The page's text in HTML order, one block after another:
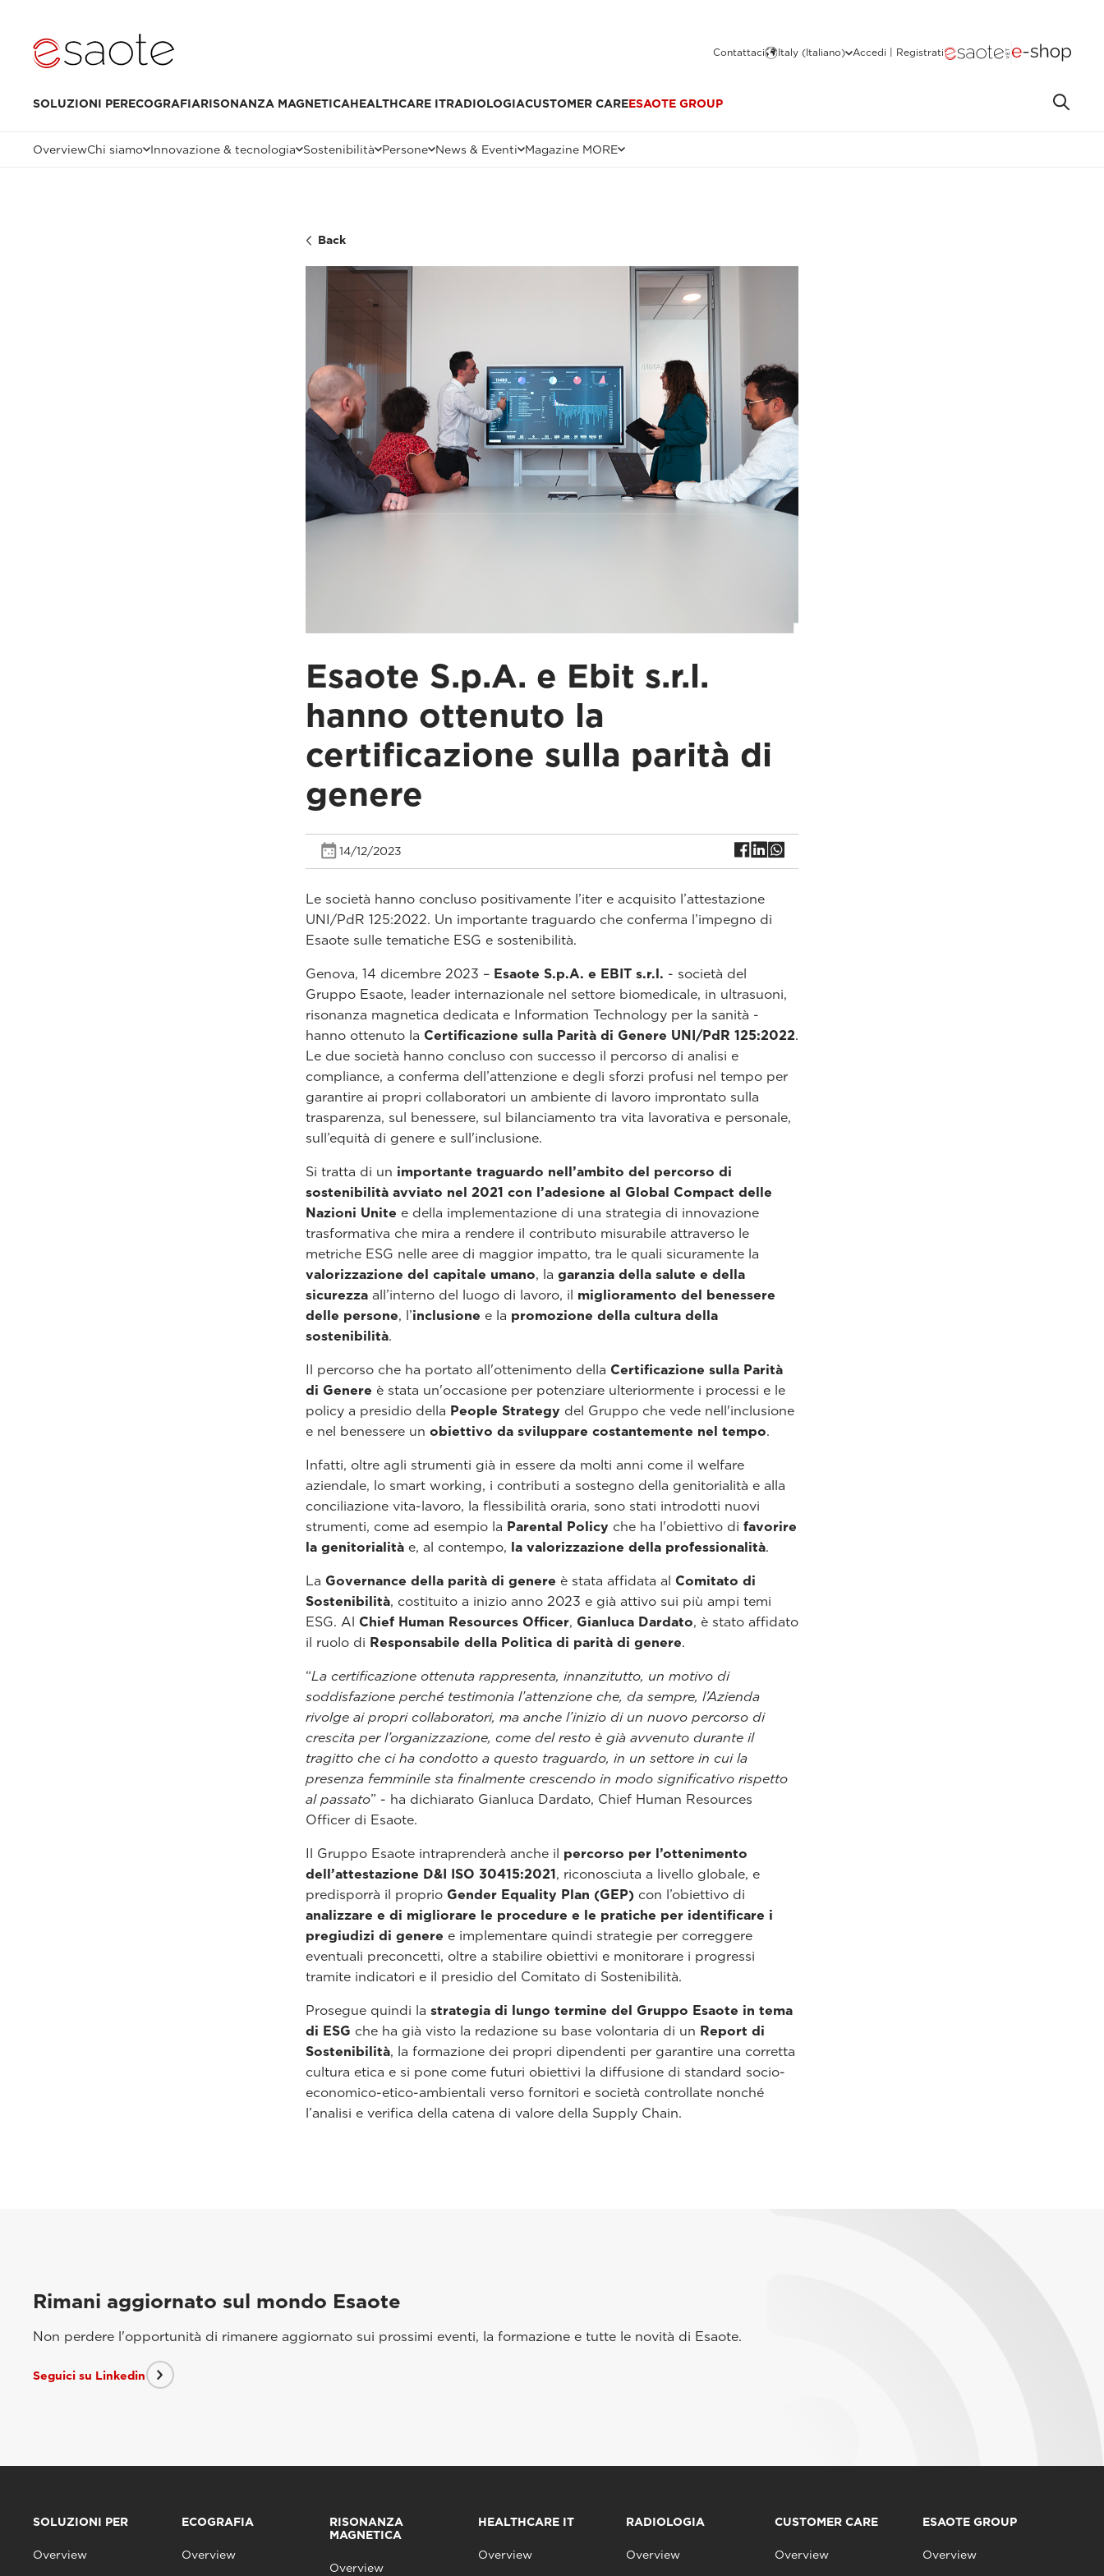
Contattaci Italy (Italiano) Accedi | Registrati
SOLUZIONI PERECOGRAFIARISONANZA MAGNETICAHEALTHCARE ITRADIOLOGIACUSTOMER CAREESAOTE GROUP
OverviewChi siamo Innovazione & tecnologia Sostenibilità Persone News & Eventi Magazine MORE
Back
Esaote S.p.A. e Ebit s.r.l.
hanno ottenuto la
certificazione sulla parità di
genere
14/12/2023
Le società hanno concluso positivamente l’iter e acquisito l’attestazione
UNI/PdR 125:2022. Un importante traguardo che conferma l’impegno di
Esaote sulle tematiche ESG e sostenibilità.
Genova, 14 dicembre 2023 – Esaote S.p.A. e EBIT s.r.l. - società del
Gruppo Esaote, leader internazionale nel settore biomedicale, in ultrasuoni,
risonanza magnetica dedicata e Information Technology per la sanità -
hanno ottenuto la Certificazione sulla Parità di Genere UNI/PdR 125:2022.
Le due società hanno concluso con successo il percorso di analisi e
compliance, a conferma dell’attenzione e degli sforzi profusi nel tempo per
garantire ai propri collaboratori un ambiente di lavoro improntato sulla
trasparenza, sul benessere, sul bilanciamento tra vita lavorativa e personale,
sull’equità di genere e sull'inclusione.
Si tratta di un importante traguardo nell’ambito del percorso di
sostenibilità avviato nel 2021 con l’adesione al Global Compact delle
Nazioni Unite e della implementazione di una strategia di innovazione
trasformativa che mira a rendere il contributo misurabile attraverso le
metriche ESG nelle aree di maggior impatto, tra le quali sicuramente la
valorizzazione del capitale umano, la garanzia della salute e della
sicurezza all’interno del luogo di lavoro, il miglioramento del benessere
delle persone, l’inclusione e la promozione della cultura della
sostenibilità.
Il percorso che ha portato all'ottenimento della Certificazione sulla Parità
di Genere è stata un'occasione per potenziare ulteriormente i processi e le
policy a presidio della People Strategy del Gruppo che vede nell'inclusione
e nel benessere un obiettivo da sviluppare costantemente nel tempo.
Infatti, oltre agli strumenti già in essere da molti anni come il welfare
aziendale, lo smart working, i contributi a sostegno della genitorialità e alla
conciliazione vita-lavoro, la flessibilità oraria, sono stati introdotti nuovi
strumenti, come ad esempio la Parental Policy che ha l'obiettivo di favorire
la genitorialità e, al contempo, la valorizzazione della professionalità.
La Governance della parità di genere è stata affidata al Comitato di
Sostenibilità, costituito a inizio anno 2023 e già attivo sui più ampi temi
ESG. Al Chief Human Resources Officer, Gianluca Dardato, è stato affidato
il ruolo di Responsabile della Politica di parità di genere.
“La certificazione ottenuta rappresenta, innanzitutto, un motivo di
soddisfazione perché testimonia l’attenzione che, da sempre, l’Azienda
rivolge ai propri collaboratori, ma anche l’inizio di un nuovo percorso di
crescita per l’organizzazione, come del resto è già avvenuto durante il
tragitto che ci ha condotto a questo traguardo, in un settore in cui la
presenza femminile sta finalmente crescendo in modo significativo rispetto
al passato” - ha dichiarato Gianluca Dardato, Chief Human Resources
Officer di Esaote.
Il Gruppo Esaote intraprenderà anche il percorso per l’ottenimento
dell’attestazione D&I ISO 30415:2021, riconosciuta a livello globale, e
predisporrà il proprio Gender Equality Plan (GEP) con l’obiettivo di
analizzare e di migliorare le procedure e le pratiche per identificare i
pregiudizi di genere e implementare quindi strategie per correggere
eventuali preconcetti, oltre a stabilire obiettivi e monitorare i progressi
tramite indicatori e il presidio del Comitato di Sostenibilità.
Prosegue quindi la strategia di lungo termine del Gruppo Esaote in tema
di ESG che ha già visto la redazione su base volontaria di un Report di
Sostenibilità, la formazione dei propri dipendenti per garantire una corretta
cultura etica e si pone come futuri obiettivi la diffusione di standard socio-
economico-etico-ambientali verso fornitori e società controllate nonché
l’analisi e verifica della catena di valore della Supply Chain.
Rimani aggiornato sul mondo Esaote
Non perdere l'opportunità di rimanere aggiornato sui prossimi eventi, la formazione e tutte le novità di Esaote.
Seguici su Linkedin
SOLUZIONI PER
Overview
ECOGRAFIA
Overview
RISONANZA
MAGNETICA
Overview
HEALTHCARE IT
Overview
RADIOLOGIA
Overview
CUSTOMER CARE
Overview
ESAOTE GROUP
Overview